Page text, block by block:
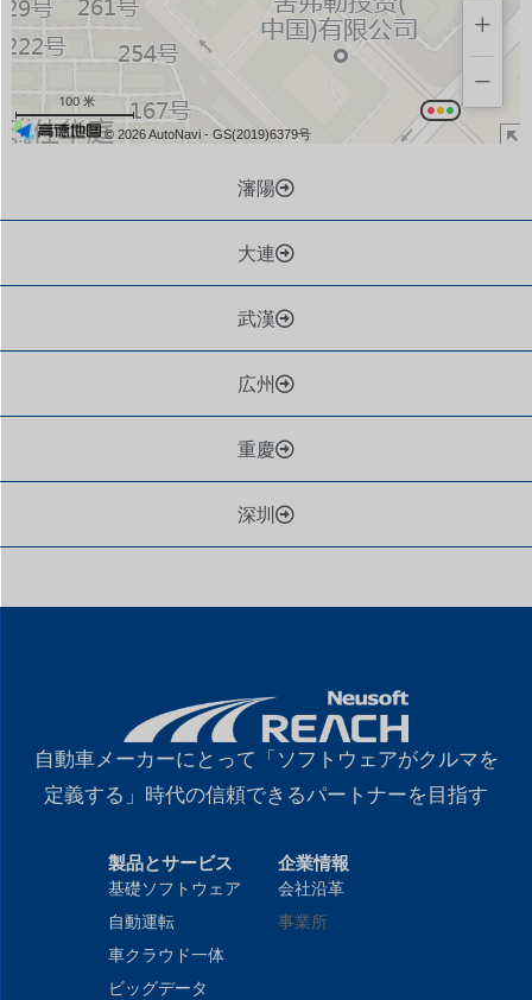
瀋陽
大連
武漢
広州
重慶
深圳
+
−
100 米
© 2026 AutoNavi - GS(2019)6379号
自動車メーカーにとって「ソフトウェアがクルマを
定義する」時代の信頼できるパートナーを目指す
製品とサービス
基礎ソフトウェア
自動運転
車クラウド一体
ビッグデータ
企業情報
会社沿革
事業所